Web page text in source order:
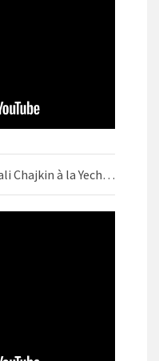
Dracha du Rav Naftali Chajkin à la Yechiva d'Aix-les-Bains le mercredi 9 octobre 2024